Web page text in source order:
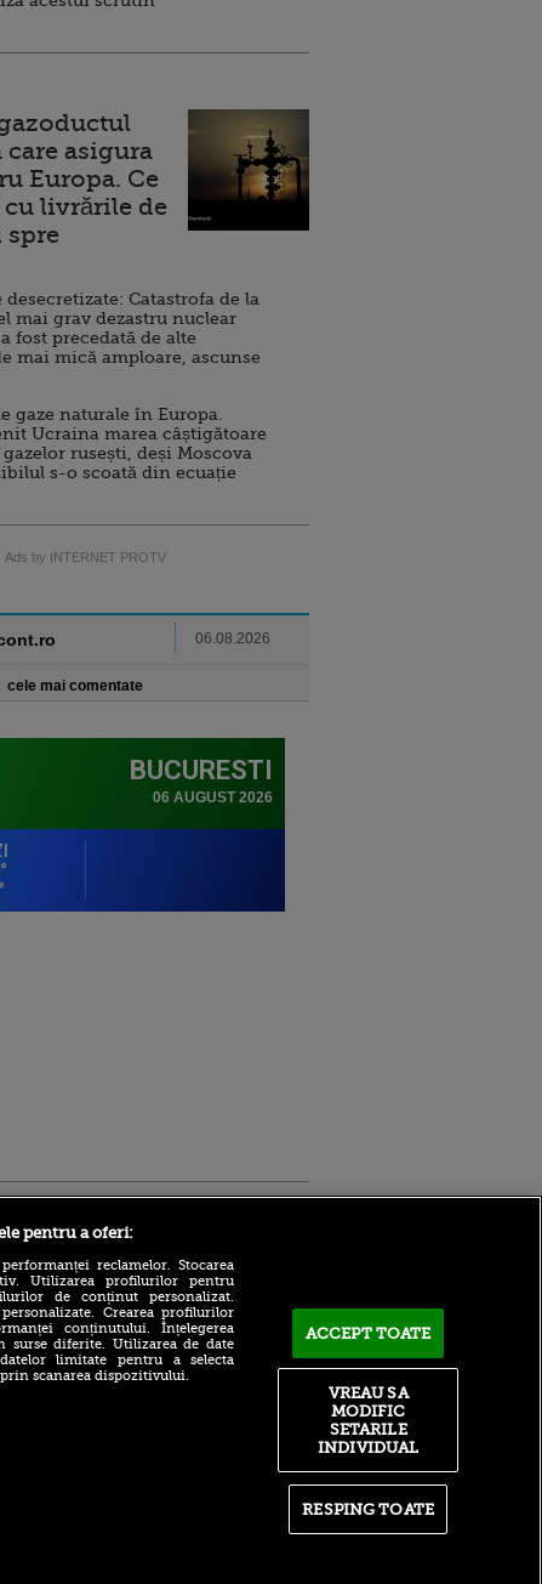
asigura
Europa. Ce
livrările de
spre
Catastrofa de la
mai grav dezastru nuclear
fost precedată de alte
mai mică amploare, ascunse
gaze naturale în Europa.
Ucraina marea câștigătoare
rusești, deși Moscova
s-o scoată din ecuație
Ads by INTERNET PROTV
06.08.2026
cele mai comentate
pentru a oferi:
reclamelor. Stocarea
Utilizarea profilurilor pentru
de conținut personalizat.
Crearea profilurilor
conținutului. Înțelegerea
diferite. Utilizarea de date
limitate pentru a selecta
scanarea dispozitivului.
ACCEPT TOATE
RESPING TOATE
VREAU SA
MODIFIC
SETARILE
INDIVIDUAL